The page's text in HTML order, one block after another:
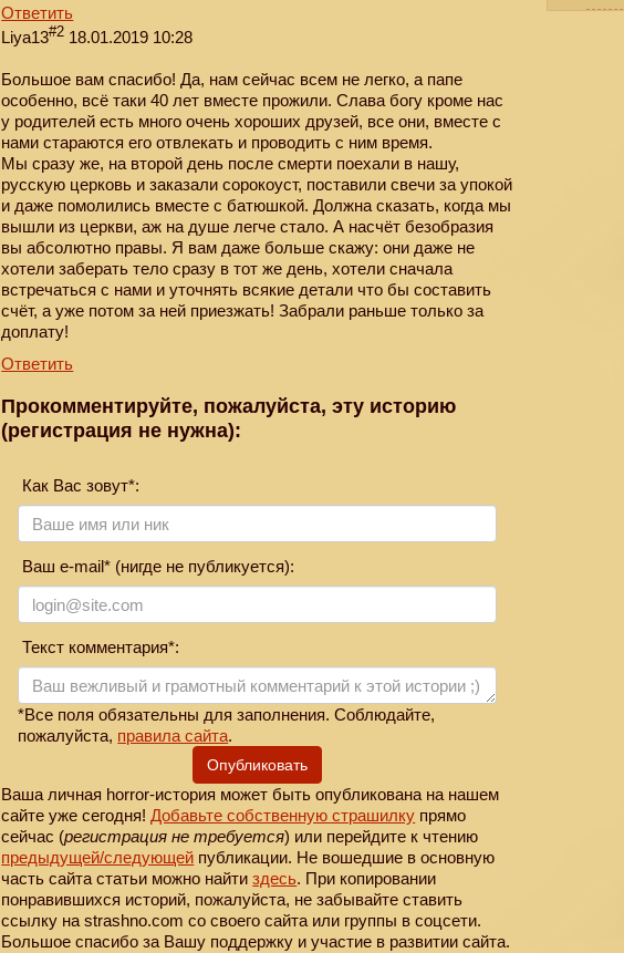
Ответить
Liya13#2 18.01.2019 10:28
Большое вам спасибо! Да, нам сейчас всем не легко, а папе
особенно, всё таки 40 лет вместе прожили. Слава богу кроме нас
у родителей есть много очень хороших друзей, все они, вместе с
нами стараются его отвлекать и проводить с ним время.
Мы сразу же, на второй день после смерти поехали в нашу,
русскую церковь и заказали сорокоуст, поставили свечи за упокой
и даже помолились вместе с батюшкой. Должна сказать, когда мы
вышли из церкви, аж на душе легче стало. А насчёт безобразия
вы абсолютно правы. Я вам даже больше скажу: они даже не
хотели заберать тело сразу в тот же день, хотели сначала
встречаться с нами и уточнять всякие детали что бы составить
счёт, а уже потом за ней приезжать! Забрали раньше только за
доплату!
Ответить
Прокомментируйте, пожалуйста, эту историю
(регистрация не нужна):
Как Вас зовут*:
Ваш e-mail* (нигде не публикуется):
Текст комментария*:
*Все поля обязательны для заполнения. Соблюдайте,
пожалуйста, правила сайта.
Опубликовать
Ваша личная horror-история может быть опубликована на нашем
сайте уже сегодня!Добавьте собственную страшилку прямо
сейчас (регистрация не требуется) или перейдите к чтению
предыдущей/следующей публикации. Не вошедшие в основную
часть сайта статьи можно найтиздесь. При копировании
понравившихся историй, пожалуйста, не забывайте ставить
ссылку на strashno.com со своего сайта или группы в соцсети.
Большое спасибо за Вашу поддержку и участие в развитии сайта.